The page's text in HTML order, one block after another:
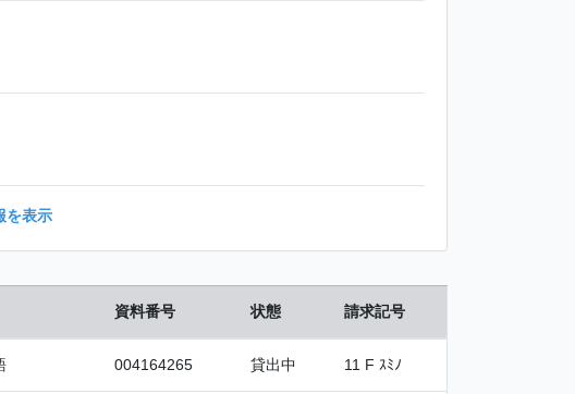
を表示
資料番号 状態 請求記号
004164265 貸出中 11 F ｽﾐﾉ